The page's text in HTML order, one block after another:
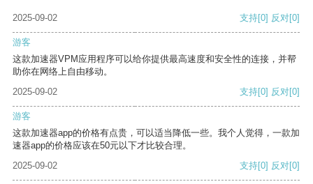
2025-09-02 支持[0] 反对[0]
游客
这款加速器VPM应用程序可以给你提供最高速度和安全性的连接，并帮
助你在网络上自由移动。
2025-09-02
支持[0] 反对[0]
游客
这款加速器app的价格有点贵，可以适当降低一些。我个人觉得，一款加
速器app的价格应该在50元以下才比较合理。
2025-09-02
支持[0] 反对[0]